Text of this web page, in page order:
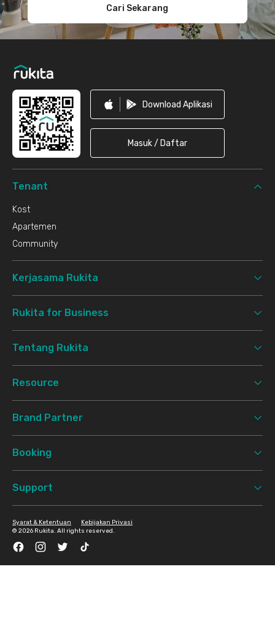
Cari Sekarang
Download Aplikasi
Masuk / Daftar
Tenant
Kost
Apartemen
Community
Kerjasama Rukita
Rukita for Business
Tentang Rukita
Resource
Brand Partner
Booking
Support
© 2026 Rukita. All rights reserved.
Syarat & Ketentuan Kebijakan Privasi
FacebookInstagramTwitter TikTok